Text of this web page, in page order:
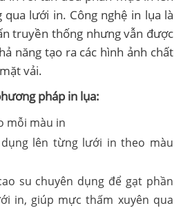
lưới in. Công nghệ in lụa là
truyền thống nhưng vẫn được
năng tạo ra các hình ảnh chất
vải.
pháp in lụa:
mỗi màu in
lên từng lưới in theo màu
su chuyên dụng để gạt phần
in, giúp mực thấm xuyên qua